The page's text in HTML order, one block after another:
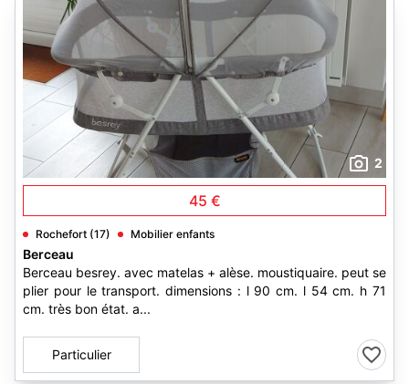
2
45 €
Rochefort (17) Mobilier enfants
Berceau
Berceau besrey. avec matelas + alèse. moustiquaire. peut se
plier pour le transport. dimensions : l 90 cm. l 54 cm. h 71
cm. très bon état. a...
Particulier